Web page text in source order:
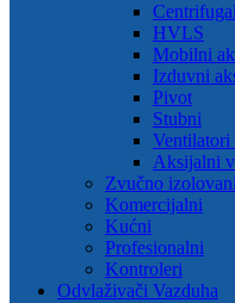
HVLS
Mobilni
Izduvni
Pivot
Stubni
Ventilatori
Aksijalni
Zvučno izolovani
Komercijalni
Kućni
Profesionalni
Kontroleri
Odvlaživači Vazduha